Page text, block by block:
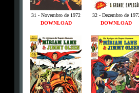
31 - Novembro de 1972
32 - Dezembro de
DOWNLOAD
DOWNLOAD